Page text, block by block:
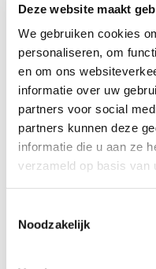
Deze website maakt
We gebruiken cookies
personaliseren, om
en om ons
informatie over uw
partners voor social
partners kunnen deze
informatie die u aan ze
verzameld op basis van
Noodzakelijk
Blijf op de hoogte
publicaties en
en onze missie.
Nieuwsberichten
Nieuws
Verhalen
Beeldbanken
Foto's
Agenda